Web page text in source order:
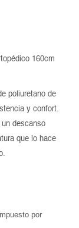
160cm
poliuretano de
y confort.
descanso
que lo hace
por